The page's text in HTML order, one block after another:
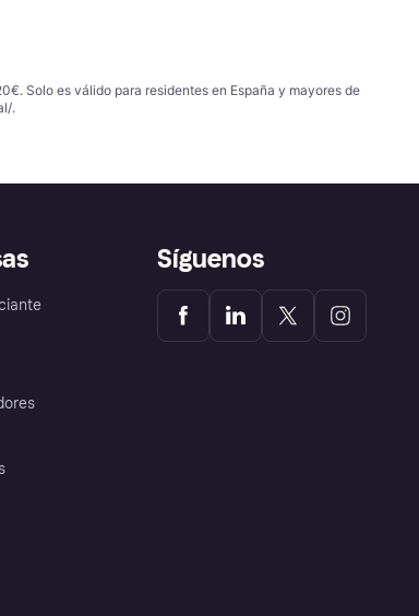
Solo es válido para residentes en España y mayores de
.
Síguenos